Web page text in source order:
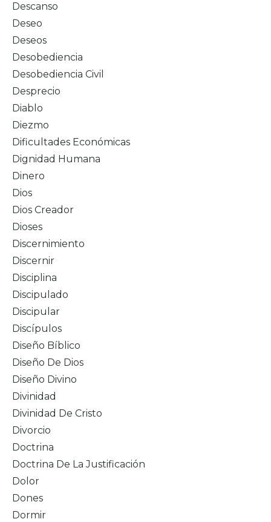
Descanso
Deseo
Deseos
Desobediencia
Desobediencia Civil
Desprecio
Diablo
Diezmo
Dificultades Económicas
Dignidad Humana
Dinero
Dios
Dios Creador
Dioses
Discernimiento
Discernir
Disciplina
Discipulado
Discipular
Discípulos
Diseño Bíblico
Diseño De Dios
Diseño Divino
Divinidad
Divinidad De Cristo
Divorcio
Doctrina
Doctrina De La Justificación
Dolor
Dones
Dormir